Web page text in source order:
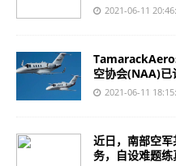
2021-06-11
空协会(NAA)已
2021-06-11
近日，南部空
务，自设难题